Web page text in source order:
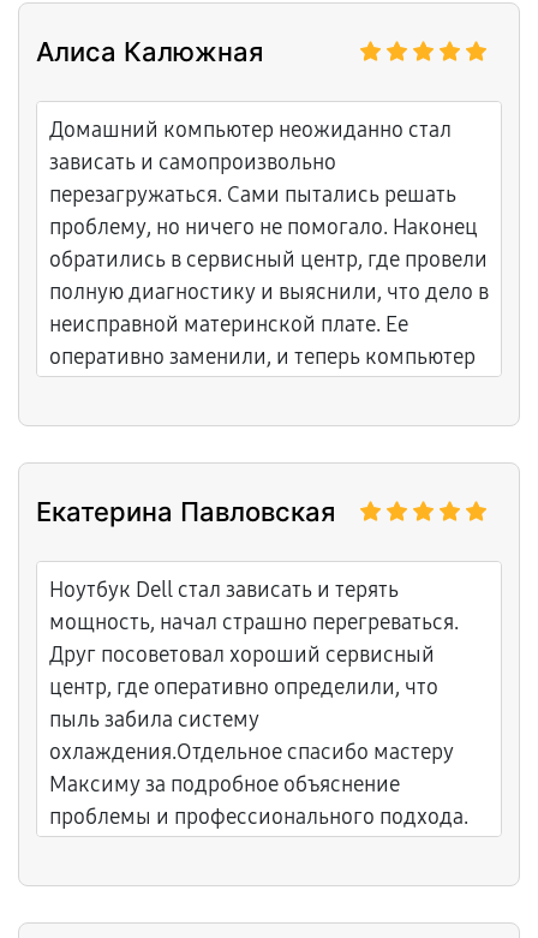
Алиса Калюжная
Домашний компьютер неожиданно стал
зависать и самопроизвольно
перезагружаться. Сами пытались решать
проблему, но ничего не помогало. Наконец
обратились в сервисный центр, где провели
полную диагностику и выяснили, что дело в
неисправной материнской плате. Ее
оперативно заменили, и теперь компьютер
прозрачно и доступно.
Екатерина Павловская
Ноутбук Dell стал зависать и терять
мощность, начал страшно перегреваться.
Друг посоветовал хороший сервисный
центр, где оперативно определили, что
пыль забила систему
охлаждения.Отдельное спасибо мастеру
Максиму за подробное объяснение
проблемы и профессионального подхода.